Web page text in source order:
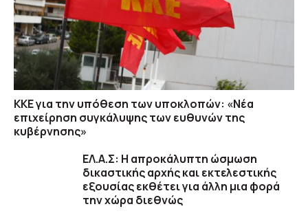
ΚΚΕ για την υπόθεση των υποκλοπών: «Νέα
επιχείρηση συγκάλυψης των ευθυνών της
κυβέρνησης»
ΕΛ.Α.Σ: Η απροκάλυπτη ώσμωση
δικαστικής αρχής και εκτελεστικής
εξουσίας εκθέτει για άλλη μια φορά
την χώρα διεθνώς